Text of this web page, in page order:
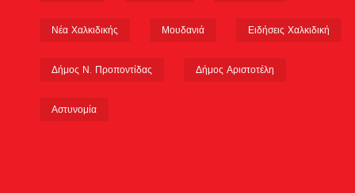
Νέα Χαλκιδικής Μουδανιά Ειδήσεις Χαλκιδική
Δήμος Ν. Προποντίδας Δήμος Αριστοτέλη
Αστυνομία